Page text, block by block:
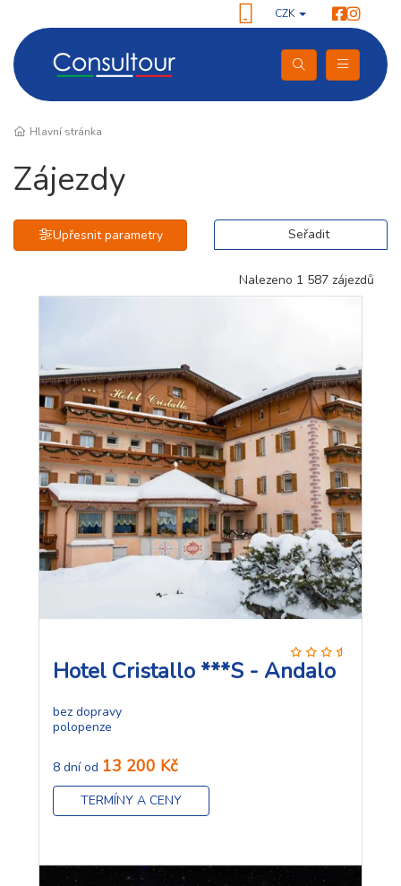
CZK
Hlavní stránka
Zájezdy
Upřesnit parametry Seřadit
Nalezeno 1 587 zájezdů
Hotel Cristallo ***S - Andalo
bez dopravy
polopenze
8 dní od 13 200 Kč
TERMÍNY A CENY